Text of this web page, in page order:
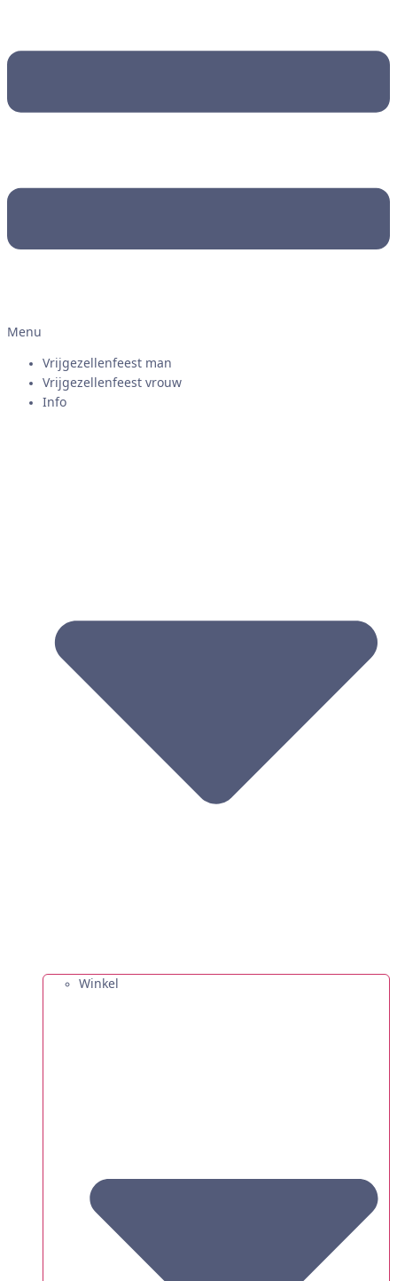
Menu
Vrijgezellenfeest man
Vrijgezellenfeest vrouw
Info
Winkel